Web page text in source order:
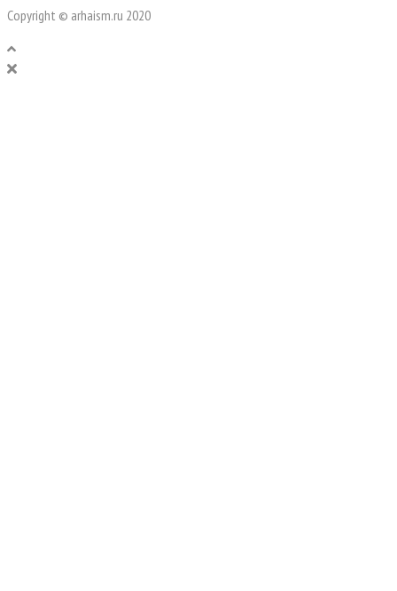
Copyright © arhaism.ru 2020